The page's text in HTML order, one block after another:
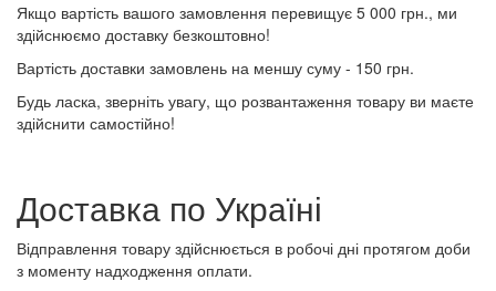
Якщо вартість вашого замовлення перевищує 5 000 грн., ми
здійснюємо доставку безкоштовно!
Вартість доставки замовлень на меншу суму - 150 грн.
Будь ласка, зверніть увагу, що розвантаження товару ви маєте
здійснити самостійно!
Доставка по Україні
Відправлення товару здійснюється в робочі дні протягом доби
з моменту надходження оплати.